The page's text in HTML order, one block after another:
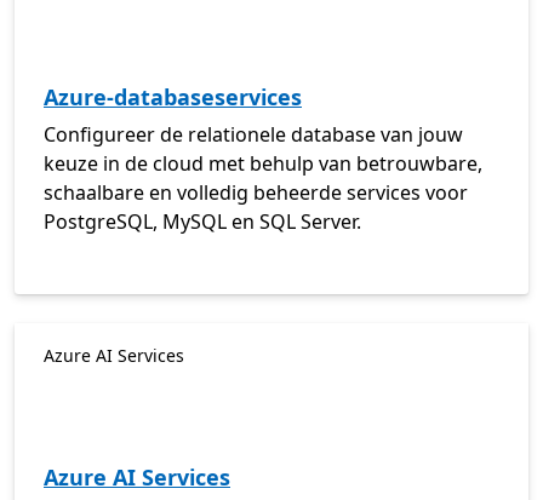
Azure-databaseservices
Configureer de relationele database van jouw
keuze in de cloud met behulp van betrouwbare,
schaalbare en volledig beheerde services voor
PostgreSQL, MySQL en SQL Server.
Azure AI Services
Azure AI Services